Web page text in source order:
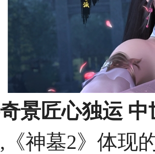
景匠心独运
《神墓2》体现